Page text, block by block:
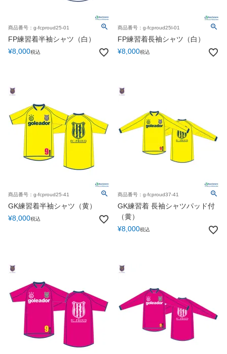
商品番号：g-fcproud25-01
FP練習着半袖シャツ（白）
¥8,000税込
商品番号：g-fcproud25l-01
FP練習着長袖シャツ（白）
¥8,000税込
商品番号：g-fcproud25-41
GK練習着半袖シャツ（黄）
¥8,000税込
商品番号：g-fcproud37-41
GK練習着 長袖シャツパッド付
（黄）
¥8,000税込